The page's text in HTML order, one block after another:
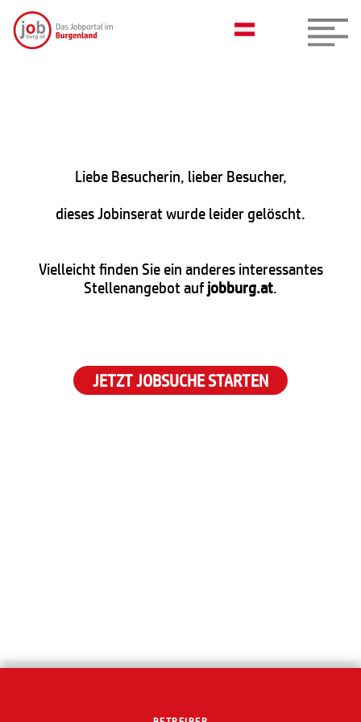
Liebe Besucherin, lieber Besucher,
dieses Jobinserat wurde leider gelöscht.
Vielleicht finden Sie ein anderes interessantes
Stellenangebot aufjobburg.at.
JETZT JOBSUCHE STARTEN